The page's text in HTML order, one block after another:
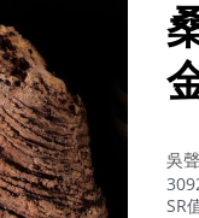
作
者：
吳
SR